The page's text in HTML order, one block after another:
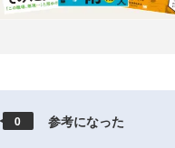
0 参考になった